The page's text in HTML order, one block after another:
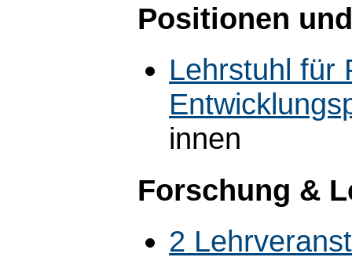
Positionen
Lehrstuhl für
innen
Forschung &
2